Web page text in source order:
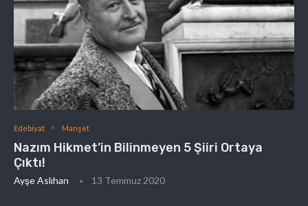
Edebiyat Manşet
Nazım Hikmet’in Bilinmeyen 5 Şiiri Ortaya
Çıktı!
Ayşe Aslıhan 13 Temmuz 2020